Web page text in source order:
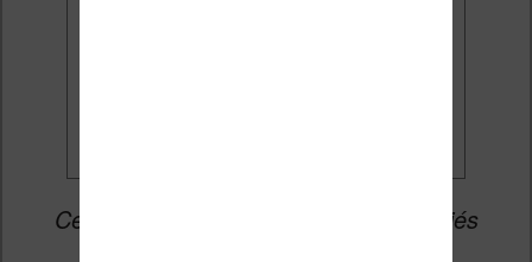
Cet article peut contenir des liens affiliés